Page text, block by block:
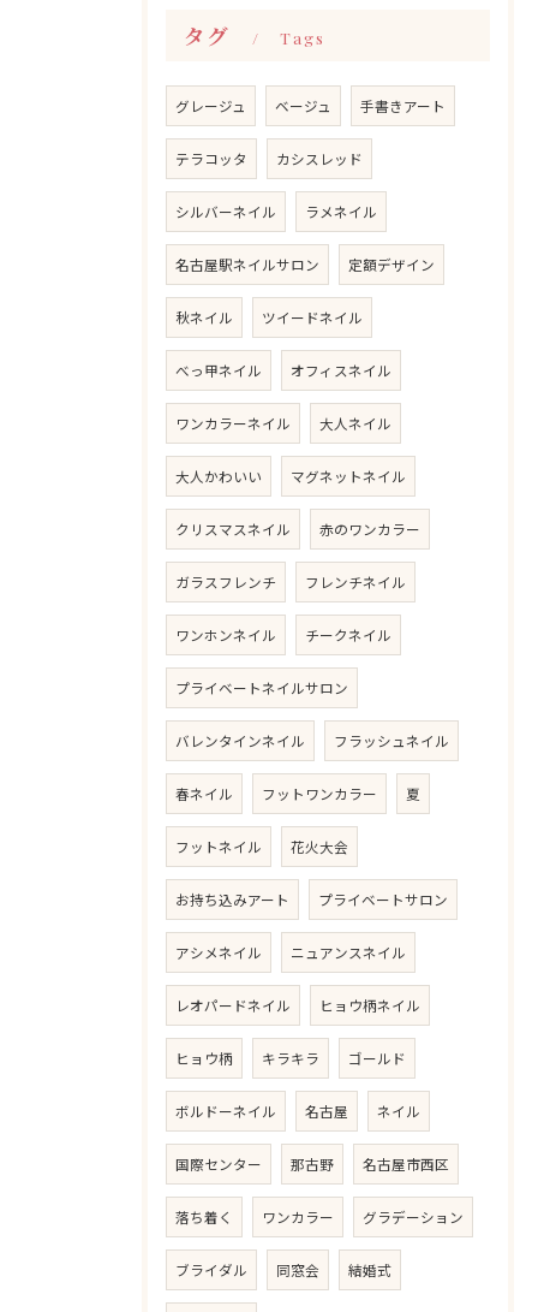
タグ Tags
グレージュ ベージュ 手書きアート
テラコッタ カシスレッド
シルバーネイル ラメネイル
名古屋駅ネイルサロン 定額デザイン
秋ネイル ツイードネイル
べっ甲ネイル オフィスネイル
ワンカラーネイル 大人ネイル
大人かわいい マグネットネイル
クリスマスネイル 赤のワンカラー
ガラスフレンチ フレンチネイル
ワンホンネイル チークネイル
プライベートネイルサロン
バレンタインネイル フラッシュネイル
春ネイル フットワンカラー 夏
フットネイル 花火大会
お持ち込みアート プライベートサロン
アシメネイル ニュアンスネイル
レオパードネイル ヒョウ柄ネイル
ヒョウ柄 キラキラ ゴールド
ボルドーネイル 名古屋 ネイル
国際センター 那古野 名古屋市西区
落ち着く ワンカラー グラデーション
ブライダル 同窓会 結婚式
ご予約はこちら